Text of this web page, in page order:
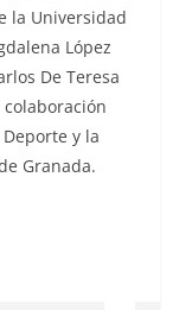
la Universidad
López
De Teresa
y la
Granada.